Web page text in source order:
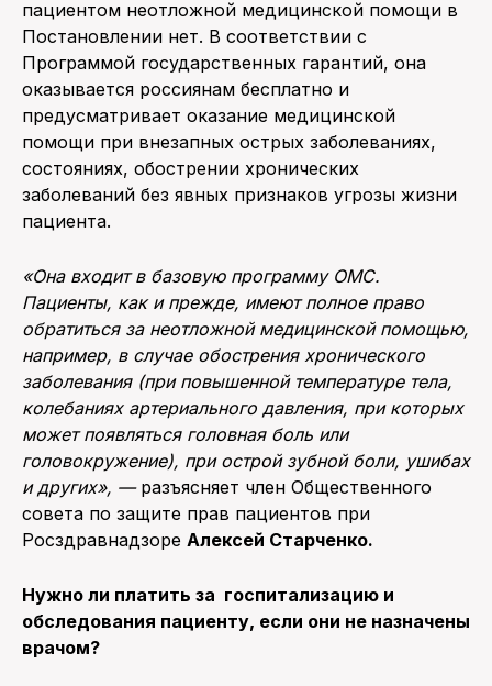
пациентом неотложной медицинской помощи в
Постановлении нет. В соответствии с
Программой государственных гарантий, она
оказывается россиянам бесплатно и
предусматривает оказание медицинской
помощи при внезапных острых заболеваниях,
состояниях, обострении хронических
заболеваний без явных признаков угрозы жизни
пациента.
«Она входит в базовую программу ОМС.
Пациенты, как и прежде, имеютполное право
обратиться за неотложной медицинской помощью,
например, в случае обострения хронического
заболевания (при повышенной температуре тела,
колебаниях артериального давления, при которых
может появляться головная боль или
головокружение), при острой зубной боли, ушибах
идругих», — разъясняет член Общественного
совета по защите прав пациентов при
Росздравнадзоре Алексей Старченко.
Нужно ли платить за госпитализацию и
обследования пациенту, если они не назначены
врачом?